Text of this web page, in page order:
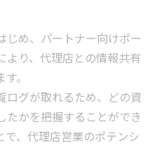
じめ、パートナー向けポー
より、代理店との情報共有
。
ログが取れるため、どの資
たかを把握することができ
で、代理店営業のポテンシ